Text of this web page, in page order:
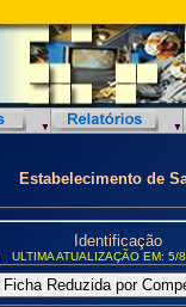
Estabelecimento de
Identificação
ULTIMA ATUALIZAÇÃO EM: